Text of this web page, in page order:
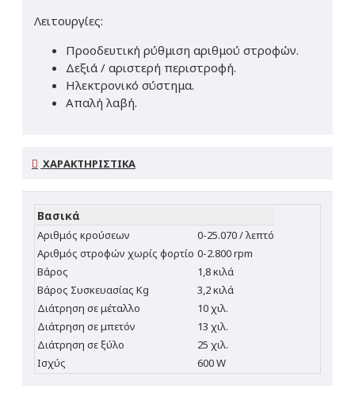
Λειτουργίες:
Προοδευτική ρύθμιση αριθμού στροφών.
Δεξιά / αριστερή περιστροφή.
Ηλεκτρονικό σύστημα.
Απαλή λαβή.
ΧΑΡΑΚΤΗΡΙΣΤΙΚΆ
Βασικά
Αριθμός κρούσεων
0-25.070 / λεπτό
Αριθμός στροφών χωρίς φορτίο 0-2.800 rpm
Βάρος
1,8 κιλά
Βάρος Συσκευασίας Kg
3,2 κιλά
Διάτρηση σε μέταλλο
10 χιλ.
Διάτρηση σε μπετόν
13 χιλ.
Διάτρηση σε ξύλο
25 χιλ.
Ισχύς
600 W